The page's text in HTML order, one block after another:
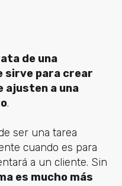
de una
sirve para crear
ajusten a una
.
ser una tarea
cuando es para
a un cliente. Sin
es mucho más